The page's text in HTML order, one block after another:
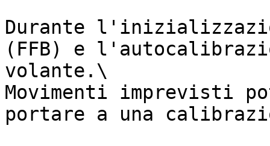
Durante
(FFB) e
volante.\
Movimenti imprevisti
portare a una